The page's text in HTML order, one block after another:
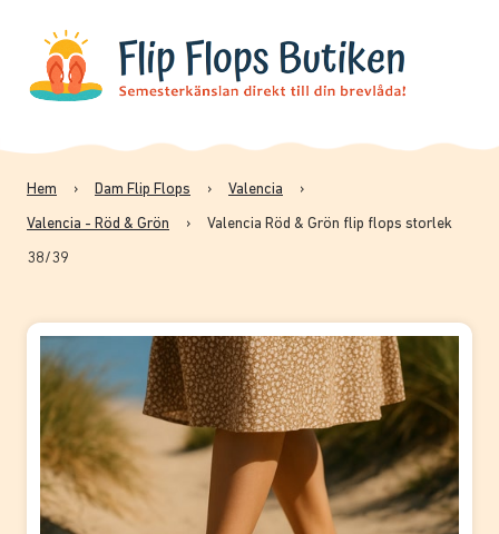
Hem › Dam Flip Flops › Valencia ›
Valencia - Röd & Grön › Valencia Röd & Grön flip flops storlek
38/39